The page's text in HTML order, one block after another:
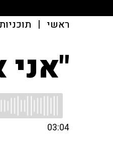
ראשי |
03:04